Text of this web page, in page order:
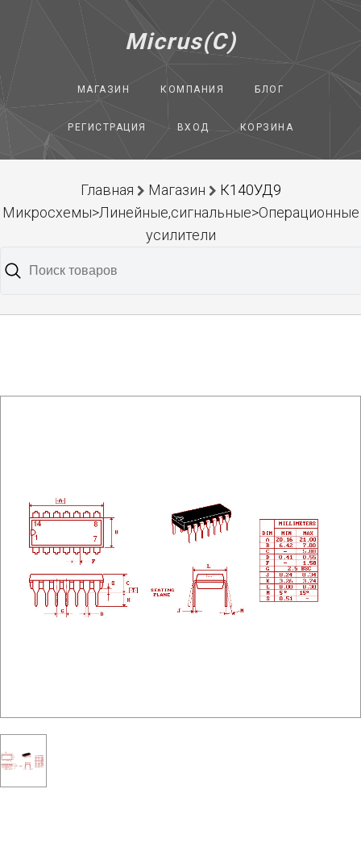
Micrus(C)
МАГАЗИН КОМПАНИЯ БЛОГ
РЕГИСТРАЦИЯ ВХОД КОРЗИНА
Главная Магазин
К140УД9
Микросхемы>Линейные,сигнальные>Операционные
усилители